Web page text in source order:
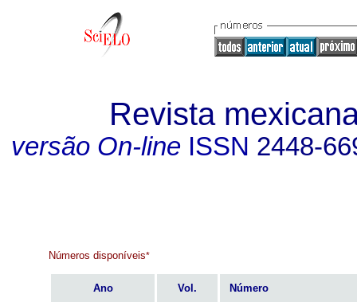
Revista
versão On-line ISSN 2448-
Números disponíveis*
Ano Vol. Número